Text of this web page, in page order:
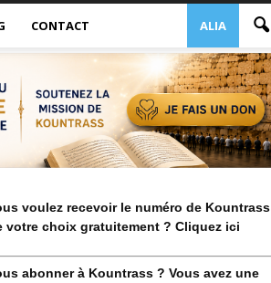
ALIA
CONTACT
voulez recevoir le numéro de Kountrass
votre choix gratuitement ? Cliquez ici
abonner à Kountrass ? Vous avez une